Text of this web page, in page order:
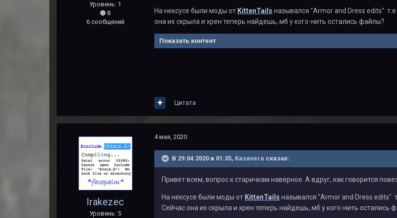
Уровень: 1
0
6 сообщений
На нексусе были моды от KittenTails назывался "Armor and Dress edits"
она их скрыла и хрен теперь найдешь, мб у кого-нить остались файлы?
Показать контент
Цитата
Irakezec
Уровень: 5
4 мая, 2020
В 29.04.2020 в 01:35, Kasavera сказал:
Привет всем, вопрос к старичкам наверное. А вдруг, как говорится
На нексусе были моды от KittenTails назывался "Armor and Dress edits"
Сейчас она их скрыла и хрен теперь найдешь, мб у кого-нить остались